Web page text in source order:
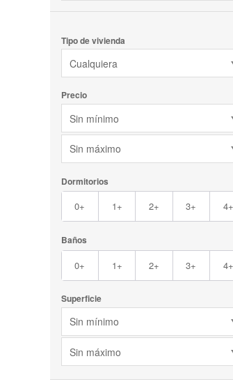
Tipo de vivienda
Cualquiera
Precio
Sin mínimo
Sin máximo
Dormitorios
0+ 1+ 2+ 3+ 4+
Baños
0+ 1+ 2+ 3+ 4+
Superficie
Sin mínimo
Sin máximo